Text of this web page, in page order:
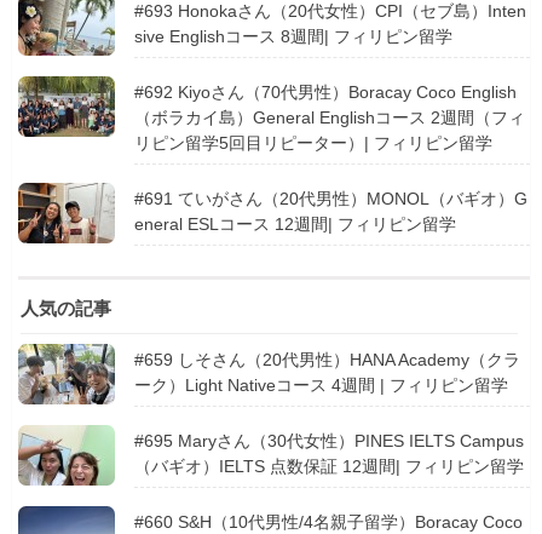
#693 Honokaさん（20代女性）CPI（セブ島）Inten
sive Englishコース 8週間| フィリピン留学
#692 Kiyoさん（70代男性）Boracay Coco English
（ボラカイ島）General Englishコース 2週間（フィ
リピン留学5回目リピーター）| フィリピン留学
#691 ていがさん（20代男性）MONOL（バギオ）G
eneral ESLコース 12週間| フィリピン留学
人気の記事
#659 しそさん（20代男性）HANA Academy（クラ
ーク）Light Nativeコース 4週間 | フィリピン留学
#695 Maryさん（30代女性）PINES IELTS Campus
（バギオ）IELTS 点数保証 12週間| フィリピン留学
#660 S&H（10代男性/4名親子留学）Boracay Coco